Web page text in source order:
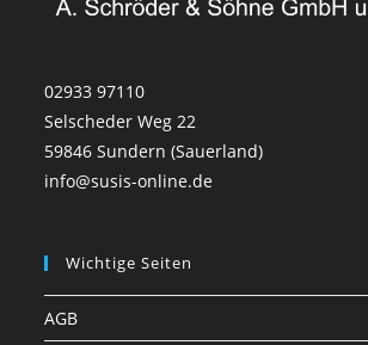
02933 97110
Selscheder Weg 22
59846 Sundern (Sauerland)
info@susis-online.de
Wichtige Seiten
AGB